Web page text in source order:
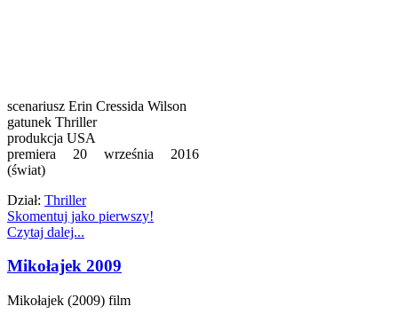
scenariusz Erin Cressida Wilson
gatunek Thriller
produkcja USA
premiera 20 września 2016
(świat)
Dział: Thriller
Skomentuj jako pierwszy!
Czytaj dalej...
Mikołajek 2009
Mikołajek (2009) film